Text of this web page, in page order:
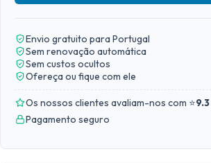
Envio gratuito para Portugal
Sem renovação automática
Sem custos ocultos
Ofereça ou fique com ele
Os nossos clientes avaliam-nos com ⭐9.3
Pagamento seguro